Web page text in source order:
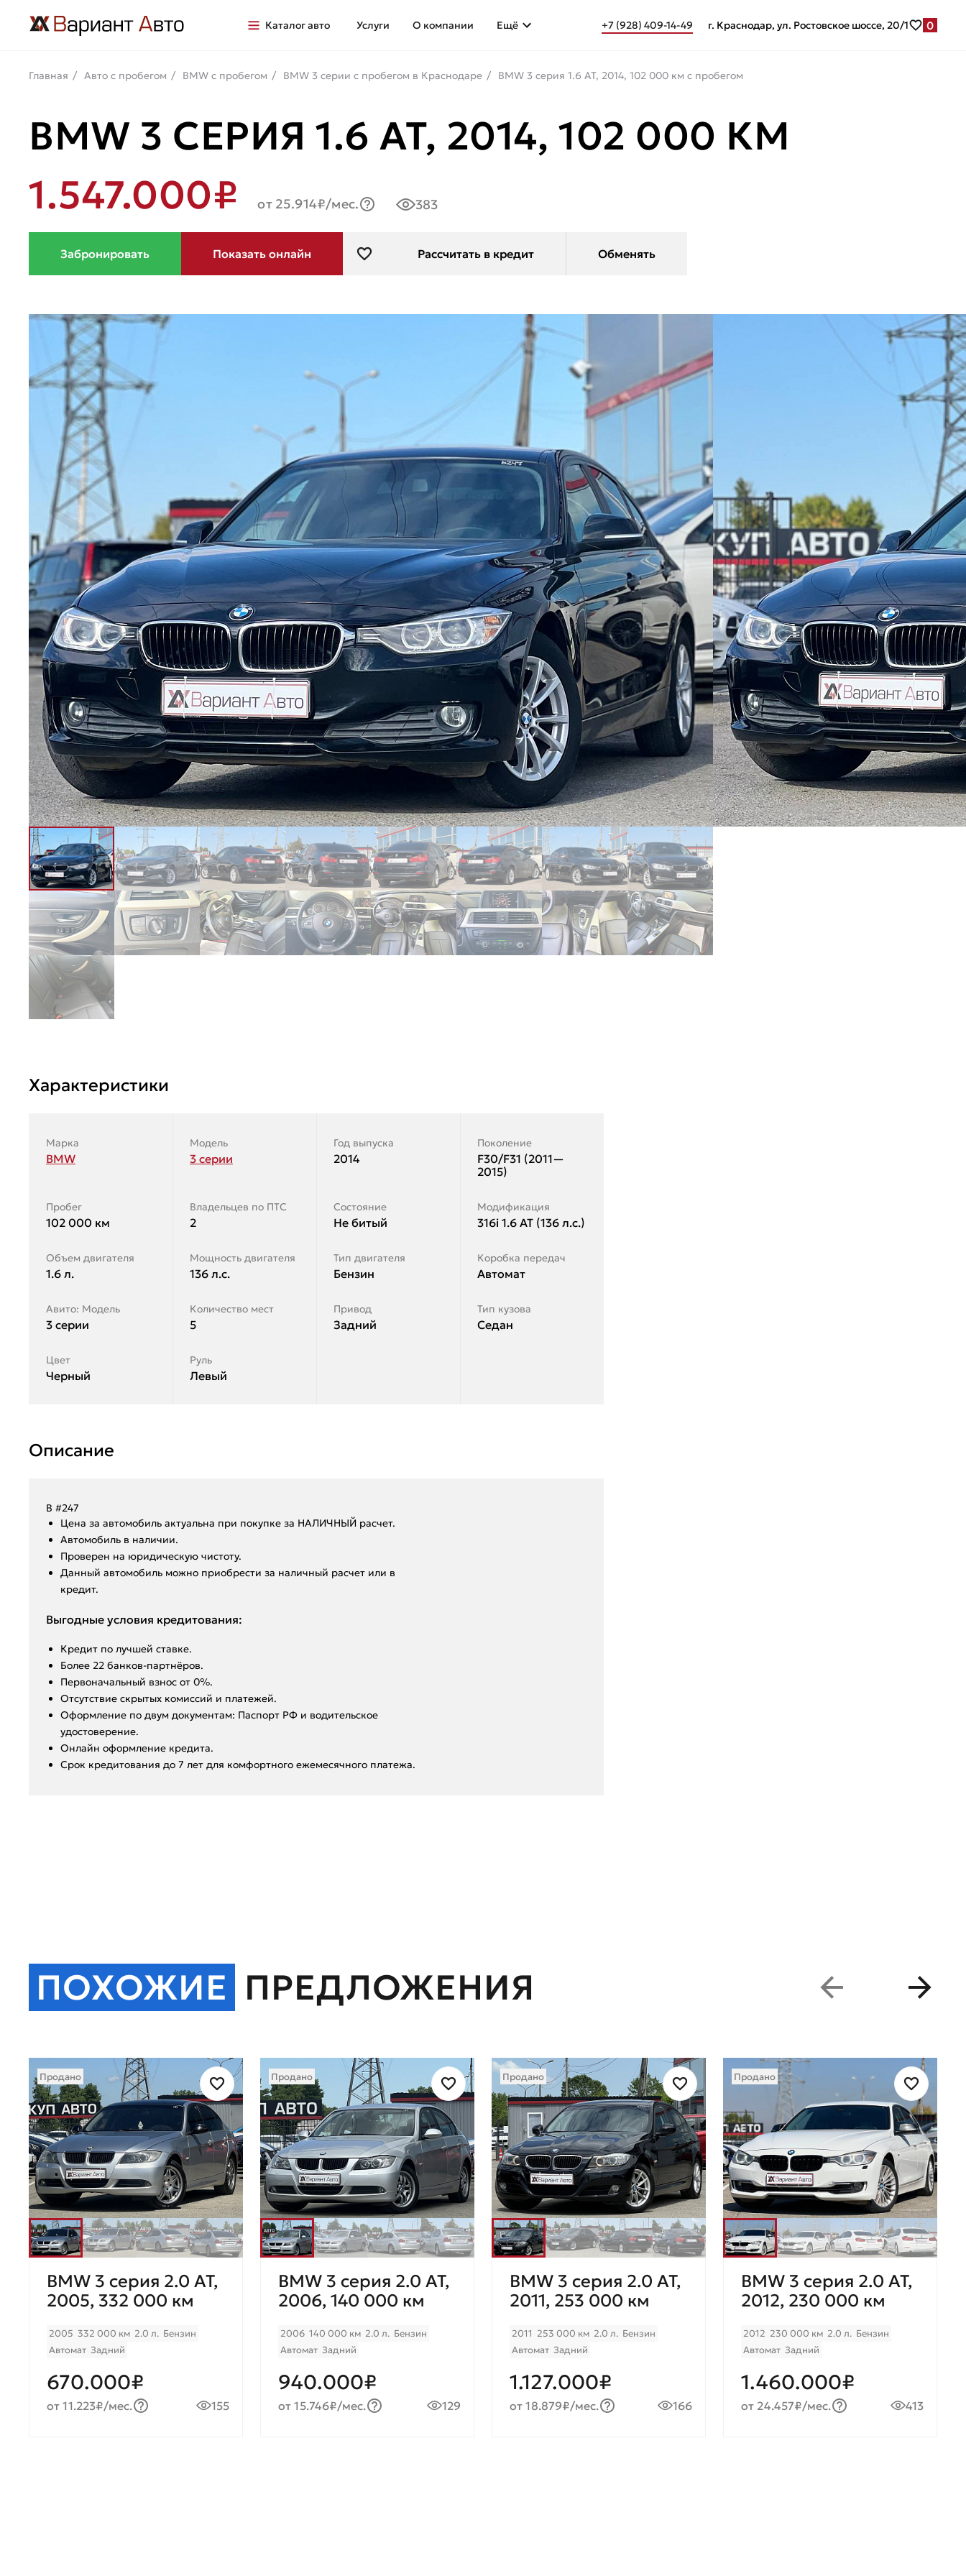
Каталог авто Услуги О компании Ещё +7 (928) 409-14-49 г. Краснодар, ул. Ростовское шоссе, 20/1 0
Главная Авто с пробегом BMW с пробегом BMW 3 серии с пробегом в Краснодаре BMW 3 серия 1.6 AT, 2014, 102 000 км с пробегом
BMW 3 СЕРИЯ 1.6 AT, 2014, 102 000 КМ
1.547.000₽
от 25.914₽/мес. 383
Характеристики
Марка
BMW
Модель
3 серии
Год выпуска
2014
Поколение
F30/F31 (2011—
2015)
Пробег
102 000 км
Владельцев по ПТС
2
Состояние
Не битый
Модификация
316i 1.6 AT (136 л.с.)
Объем двигателя
1.6 л.
Мощность двигателя
136 л.с.
Тип двигателя
Бензин
Коробка передач
Автомат
Авито: Модель
3 серии
Количество мест
5
Привод
Задний
Тип кузова
Седан
Цвет
Черный
Руль
Левый
Описание
В #247
Ценa за автомoбиль актуальна при покупкe за HАЛИЧHЫЙ paсчeт.
Aвтoмoбиль в нaличии.
Пpoвepен на юридическую чистоту.
Данный автoмoбиль мoжнo пpиобрeсти за наличный pacчет или в
крeдит.
Выгодные условия кредитования:
Кредит по лучшей ставке.
Более 22 банков-партнёров.
Первоначальный взнос от 0%.
Отсутствие скрытых комиссий и платежей.
Оформление по двум документам: Паспорт РФ и водительское
удостоверение.
Онлайн оформление кредита.
Срок кредитования до 7 лет для комфортного ежемесячного платежа.
ПОХОЖИЕ ПРЕДЛОЖЕНИЯ
Продано
BMW 3 серия 2.0 AT,
2005, 332 000 км
2005 332 000 км 2.0 л. Бензин
Автомат Задний
670.000₽
от 11.223₽/мес. 155
Продано
BMW 3 серия 2.0 AT,
2006, 140 000 км
2006 140 000 км 2.0 л. Бензин
Автомат Задний
940.000₽
от 15.746₽/мес. 129
Продано
BMW 3 серия 2.0 AT,
2011, 253 000 км
2011 253 000 км 2.0 л. Бензин
Автомат Задний
1.127.000₽
от 18.879₽/мес. 166
Продано
BMW 3 серия 2.0 AT,
2012, 230 000 км
2012 230 000 км 2.0 л. Бензин
Автомат Задний
1.460.000₽
от 24.457₽/мес. 413